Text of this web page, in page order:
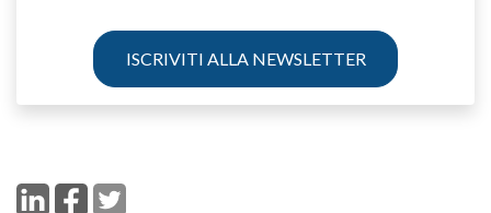
ISCRIVITI ALLA NEWSLETTER